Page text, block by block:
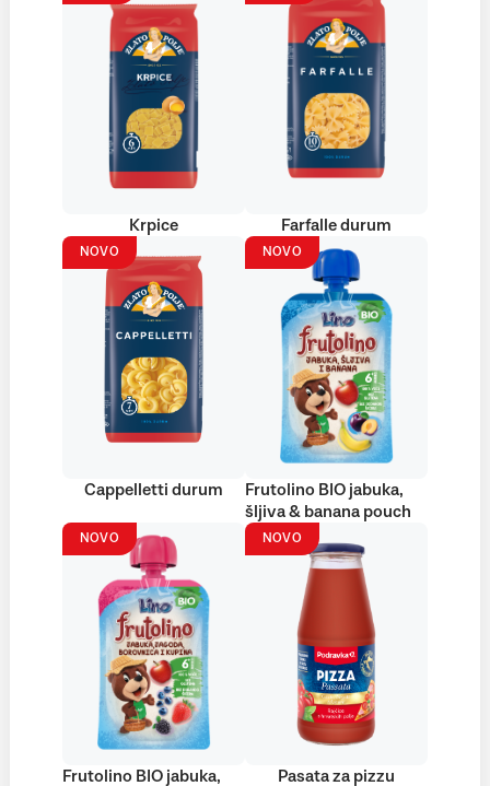
Krpice Farfalle durum
NOVO
Cappelletti durum
NOVO
Frutolino BIO jabuka,
šljiva & banana pouch
NOVO
Frutolino BIO jabuka,
NOVO
Pasata za pizzu